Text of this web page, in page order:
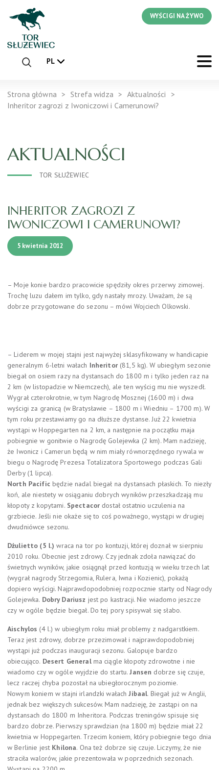
WYŚCIGI NA ŻYWO
PL
Strona główna Strefa widza
Aktualności
Inheritor zagrozi z Iwoniczowi i Camerunowi?
AKTUALNOŚCI
TOR SŁUŻEWIEC
INHERITOR ZAGROZI Z
IWONICZOWI I CAMERUNOWI?
5 kwietnia 2012
– Moje konie bardzo pracowicie spędziły okres przerwy zimowej.
Trochę luzu dałem im tylko, gdy nastały mrozy. Uważam, że są
dobrze przygotowane do sezonu – mówi Wojciech Olkowski.
– Liderem w mojej stajni jest najwyżej sklasyfikowany w handicapie
generalnym 6-letni wałach Inheritor(81,5 kg). W ubiegłym sezonie
biegał on osiem razy na dystansach do 1800 m i tylko jeden raz na
2 km (w listopadzie w Niemczech), ale ten wyścig mu nie wyszedł.
Wygrał czterokrotnie, w tym Nagrodę Mosznej (1600 m) i dwa
wyścigi za granicą (w Bratysławie – 1800 m i Wiedniu – 1700 m). W
tym roku przestawiamy go na dłuższe dystanse. Już 22 kwietnia
wystąpi w Hoppegarten na 2 km, a następnie na początku maja
pobiegnie w gonitwie o Nagrodę Golejewka (2 km). Mam nadzieję,
że Iwonicz i Camerun będą w nim miały równorzędnego rywala w
biegu o Nagrodę Prezesa Totalizatora Sportowego podczas Gali
Derby (1 lipca).
North Pacific będzie nadal biegał na dystansach płaskich. To niezły
koń, ale niestety w osiąganiu dobrych wyników przeszkadzają mu
kłopoty z kopytami. Spectacor dostał ostatnio uczulenia na
grzbiecie. Jeśli nie okaże się to coś poważnego, wystąpi w drugiej
dwudniówce sezonu.
Dżulietto (5 l.) wraca na tor po kontuzji, której doznał w sierpniu
2010 roku. Obecnie jest zdrowy. Czy jednak zdoła nawiązać do
świetnych wyników, jakie osiągnął przed kontuzją w wieku trzech lat
(wygrał nagrody Strzegomia, Rulera, Iwna i Kozienic), pokażą
dopiero wyścigi. Najprawdopodobniej rozpocznie starty od Nagrody
Golejewka. Dobry Dariusz jest po kastracji. Nie wiadomo jeszcze
czy w ogóle będzie biegał. Do tej pory spisywał się słabo.
Aischylos (4 l.) w ubiegłym roku miał problemy z nadgarstkiem.
Teraz jest zdrowy, dobrze przezimował i najprawdopodobniej
wystąpi już podczas inauguracji sezonu. Galopuje bardzo
obiecująco. Desert Generalma ciągle kłopoty zdrowotne i nie
wiadomo czy w ogóle wyjdzie do startu.Jansen dobrze się czuje,
lecz raczej chyba pozostał na ubiegłorocznym poziomie.
Nowym koniem w stajni irlandzki wałachJibaal. Biegał już w Anglii,
jednak bez większych sukcesów. Mam nadzieję, że zastąpi on na
dystansach do 1800 m Inheritora. Podczas treningów spisuje się
bardzo dobrze. Pierwszy sprawdzian (na 1800 m) będzie miał 22
kwietnia w Hoppegarten. Trzecim koniem, który pobiegnie tego dnia
w Berlinie jest Khilona. Ona też dobrze się czuje. Liczymy, że nie
straciła walorów, jakie prezentowała w poprzednich sezonach.